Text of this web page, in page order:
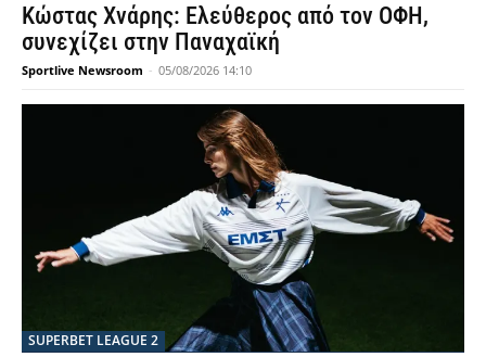
Κώστας Χνάρης: Ελεύθερος από τον ΟΦΗ,
συνεχίζει στην Παναχαϊκή
Sportlive Newsroom - 05/08/2026 14:10
SUPERBET LEAGUE 2